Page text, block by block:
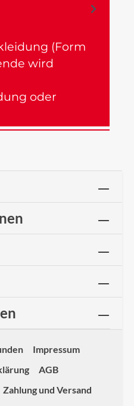
(Form
wird
oder
Impressum
AGB
Zahlung und Versand